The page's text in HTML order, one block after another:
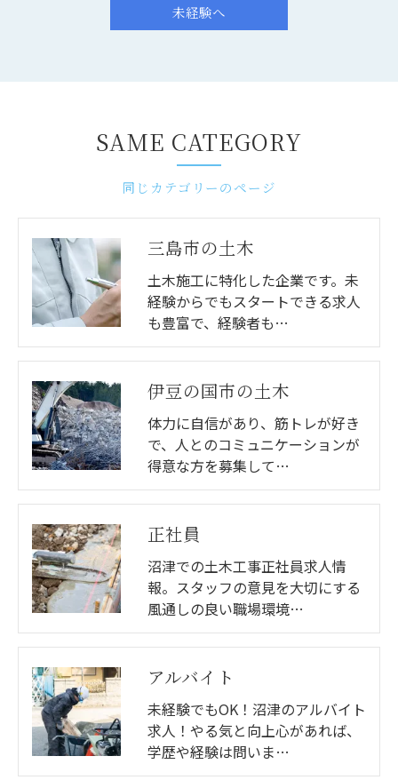
未経験へ
同じカテゴリーのページ
SAME CATEGORY
三島市の土木
土木施工に特化した企業です。未
経験からでもスタートできる求人
も豊富で、経験者も…
伊豆の国市の土木
体力に自信があり、筋トレが好き
で、人とのコミュニケーションが
得意な方を募集して…
正社員
沼津での土木工事正社員求人情
報。スタッフの意見を大切にする
風通しの良い職場環境…
アルバイト
未経験でもOK！沼津のアルバイト
求人！やる気と向上心があれば、
学歴や経験は問いま…